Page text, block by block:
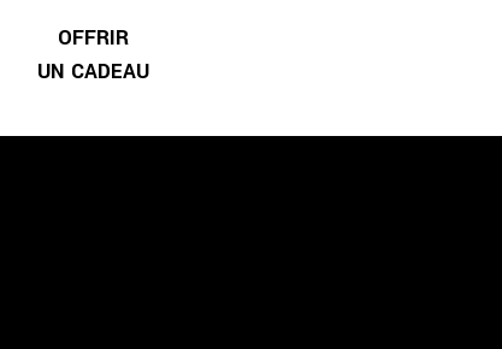
OFFRIR
UN CADEAU